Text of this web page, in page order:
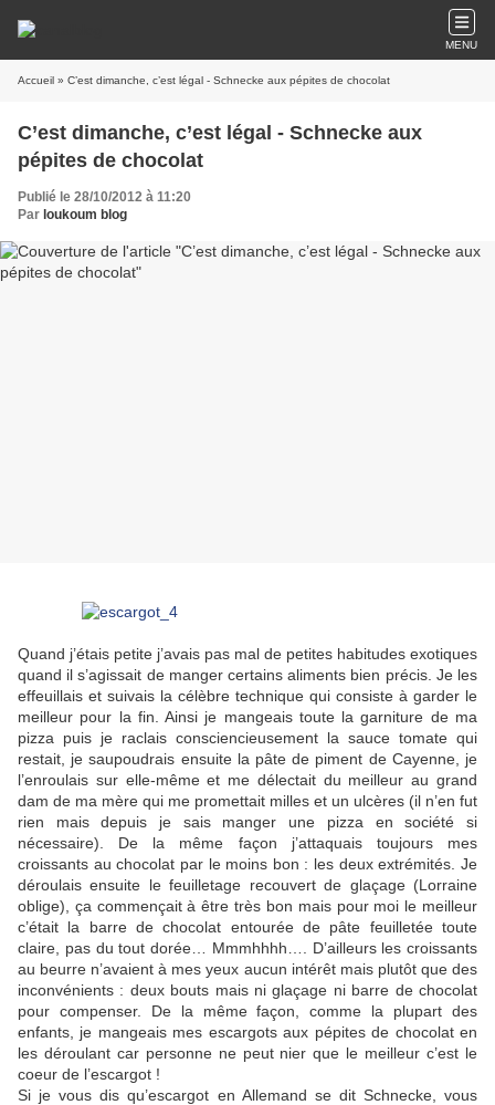
MENU
Accueil » C’est dimanche, c’est légal - Schnecke aux pépites de chocolat
C’est dimanche, c’est légal - Schnecke aux
pépites de chocolat
Publié le 28/10/2012 à 11:20
Par loukoum blog
Quand j’étais petite j’avais pas mal de petites habitudes exotiques
quand il s’agissait de manger certains aliments bien précis. Je les
effeuillais et suivais la célèbre technique qui consiste à garder le
meilleur pour la fin. Ainsi je mangeais toute la garniture de ma
pizza puis je raclais consciencieusement la sauce tomate qui
restait, je saupoudrais ensuite la pâte de piment de Cayenne, je
l’enroulais sur elle-même et me délectait du meilleur au grand
dam de ma mère qui me promettait milles et un ulcères (il n’en fut
rien mais depuis je sais manger une pizza en société si
nécessaire). De la même façon j’attaquais toujours mes
croissants au chocolat par le moins bon : les deux extrémités. Je
déroulais ensuite le feuilletage recouvert de glaçage (Lorraine
oblige), ça commençait à être très bon mais pour moi le meilleur
c’était la barre de chocolat entourée de pâte feuilletée toute
claire, pas du tout dorée… Mmmhhhh…. D’ailleurs les croissants
au beurre n’avaient à mes yeux aucun intérêt mais plutôt que des
inconvénients : deux bouts mais ni glaçage ni barre de chocolat
pour compenser. De la même façon, comme la plupart des
enfants, je mangeais mes escargots aux pépites de chocolat en
les déroulant car personne ne peut nier que le meilleur c’est le
coeur de l’escargot !
Si je vous dis qu’escargot en Allemand se dit Schnecke, vous